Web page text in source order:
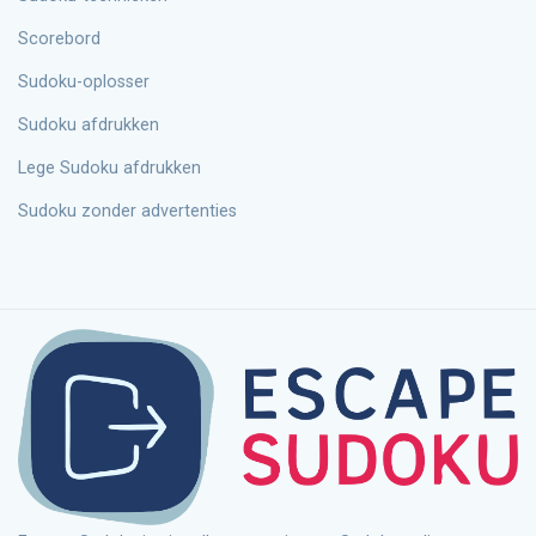
Scorebord
Sudoku-oplosser
Sudoku afdrukken
Lege Sudoku afdrukken
Sudoku zonder advertenties